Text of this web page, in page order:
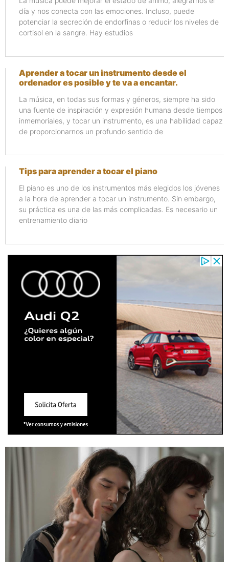
día y nos conecta con las emociones. Incluso, puede
potenciar la secreción de endorfinas o reducir los niveles de
cortisol en la sangre. Hay estudios
Aprender a tocar un instrumento desde el
ordenador es posible y te va a encantar.
La música, en todas sus formas y géneros, siempre ha sido
una fuente de inspiración y expresión humana desde tiempos
inmemoriales, y tocar un instrumento, es una habilidad capaz
de proporcionarnos un profundo sentido de
Tips para aprender a tocar el piano
El piano es uno de los instrumentos más elegidos los jóvenes
a la hora de aprender a tocar un instrumento. Sin embargo,
su práctica es una de las más complicadas. Es necesario un
entrenamiento diario